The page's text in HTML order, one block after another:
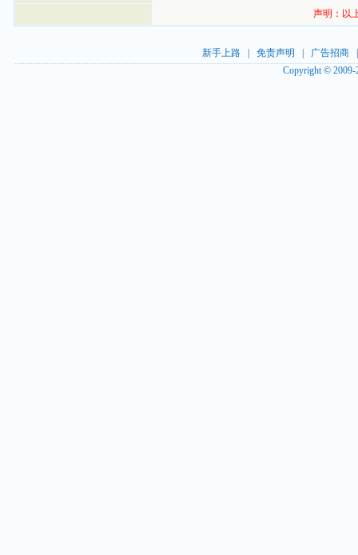
声明：以
新手上路| 免责声明 广告招商
Copyright ©